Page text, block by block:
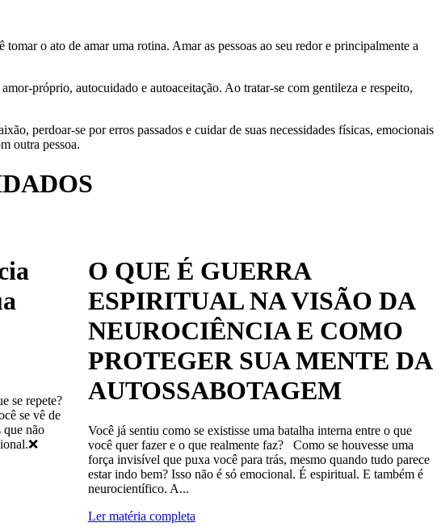
o ato de amar uma rotina. Amar as pessoas ao seu redor e principalmente a
próprio, autocuidado e autoaceitação. Ao tratar-se com gentileza e respeito,
perdoar-se por erros passados e cuidar de suas necessidades físicas, emocionais
outra pessoa.
se repete?
se vê de
que não
O QUE É GUERRA
ESPIRITUAL NA VISÃO DA
NEUROCIÊNCIA E COMO
PROTEGER SUA MENTE DA
AUTOSSABOTAGEM
Você já sentiu como se existisse uma batalha interna entre o que
você quer fazer e o que realmente faz? Como se houvesse uma
força invisível que puxa você para trás, mesmo quando tudo parece
estar indo bem? Isso não é só emocional. É espiritual. E também é
neurocientífico. A...
Ler matéria completa